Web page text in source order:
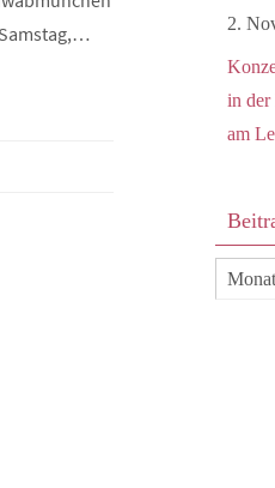
2.
in
am